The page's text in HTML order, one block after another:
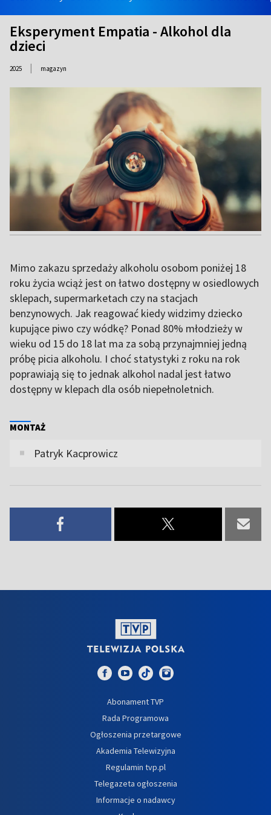
Eksperyment Empatia - Alkohol dla
dzieci
2025 | magazyn
Mimo zakazu sprzedaży alkoholu osobom poniżej 18
roku życia wciąż jest on łatwo dostępny w osiedlowych
sklepach, supermarketach czy na stacjach
benzynowych. Jak reagować kiedy widzimy dziecko
kupujące piwo czy wódkę? Ponad 80% młodzieży w
wieku od 15 do 18 lat ma za sobą przynajmniej jedną
próbę picia alkoholu. I choć statystyki z roku na rok
poprawiają się to jednak alkohol nadal jest łatwo
dostępny w klepach dla osób niepełnoletnich.
MONTAŻ
Patryk Kacprowicz
Abonament TVP
Rada Programowa
Ogłoszenia przetargowe
Akademia Telewizyjna
Regulamin tvp.pl
Telegazeta ogłoszenia
Informacje o nadawcy